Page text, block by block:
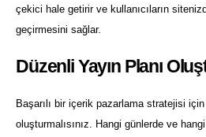
çekici hale getirir ve kullanıcıların
geçirmesini sağlar.
Düzenli Yayın Planı
Başarılı bir içerik pazarlama stratejisi
oluşturmalısınız. Hangi günlerde ve